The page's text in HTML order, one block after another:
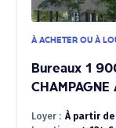
À ACHETER OU À
Bureaux 1
Loyer : À partir de